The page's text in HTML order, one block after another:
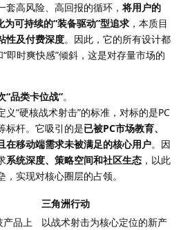
套高风险、高回报的循环，将用户的
为可持续的“装备驱动”型追求 ，本质目
性及付费深度。因此，它的所有设计都
“即时爽快感”倾斜，这是对存量市场的
“品类卡位战”。
“硬核战术射击”的标准，对标的是PC
标杆。它吸引的是已被PC市场教育、
在移动端需求未被满足的核心用户。因
系统深度、策略空间和社区生态 ，以此
实现对核心圈层的占领。
三角洲行动
产品上
以战术射击为核心定位的新产